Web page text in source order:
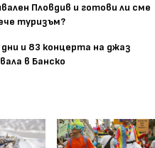
Пловдив и готови ли сме
туризъм?
и 83 концерта на джаз
в Банско